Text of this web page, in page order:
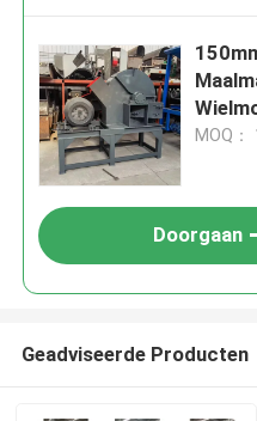
MOQ：
Doorgaan
Geadviseerde Producten